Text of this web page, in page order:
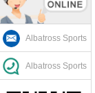
Albatross Sports
Albatross Sports